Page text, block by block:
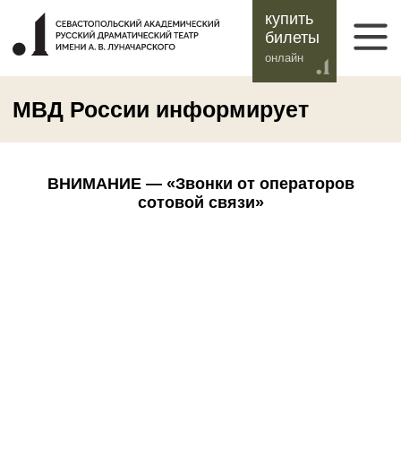
купить
билеты
онлайн
МВД России информирует
ВНИМАНИЕ — «Звонки от операторов
сотовой связи»